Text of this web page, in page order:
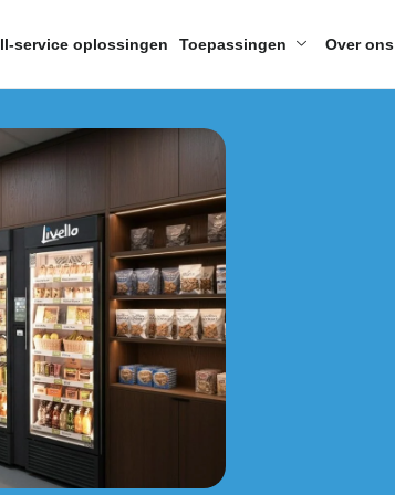
service oplossingen Toepassingen Over ons